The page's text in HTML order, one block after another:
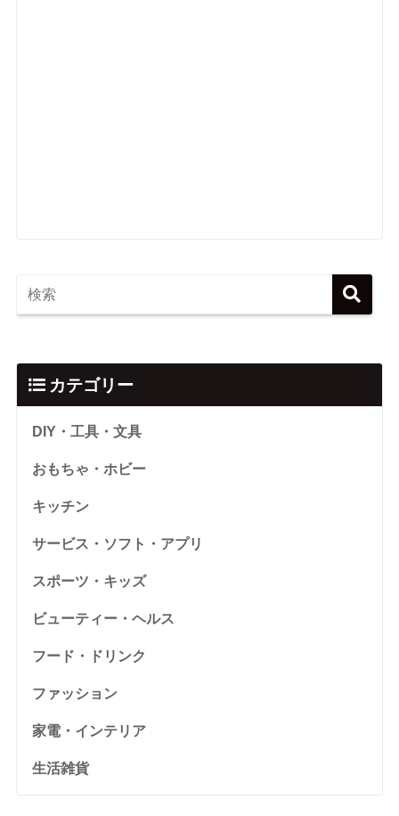
カテゴリー
DIY・工具・文具
おもちゃ・ホビー
キッチン
サービス・ソフト・アプリ
スポーツ・キッズ
ビューティー・ヘルス
フード・ドリンク
ファッション
家電・インテリア
生活雑貨